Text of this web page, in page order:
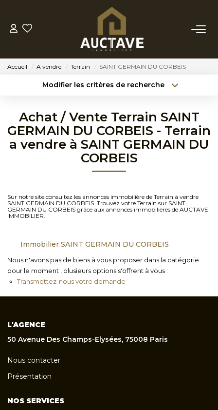
ACHETER
NOTRE AGENCE
NOTRE PHILOSOPHIE
CONTACT
Accueil A vendre Terrain SAINT GERMAIN DU CORBEIS
Modifier les critères de recherche
Sélectionnez...
Type de bien
Surface min
Budget max Référence
Achat / Vente Terrain SAINT
GERMAIN DU CORBEIS - Terrain
a vendre à SAINT GERMAIN DU
CORBEIS
Sur notre site consultez les annonces immobilière de Terrain à vendre
SAINT GERMAIN DU CORBEIS. Trouvez votre Terrain sur SAINT
GERMAIN DU CORBEIS grâce aux annonces immobilières de AUCTAVE
IMMOBILIER.
Immobilier SAINT GERMAIN DU CORBEIS
Nous n'avons pas de biens à vous proposer dans la catégorie
pour le moment , plusieurs options s'offrent à vous :
Transmettez-nous votre demande
L'AGENCE
50 Avenue Des Champs-Elysées, 75008 Paris
Nous contacter
Présentation
NOS SERVICES